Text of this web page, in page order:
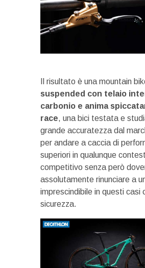
Il risultato è una mountain
suspended con telaio
carbonio e anima
race, una bici testata e
grande accuratezza dal
per andare a caccia di
superiori in qualunque
competitivo senza però
assolutamente rinunciare a
imprescindibile in questi casi
sicurezza.